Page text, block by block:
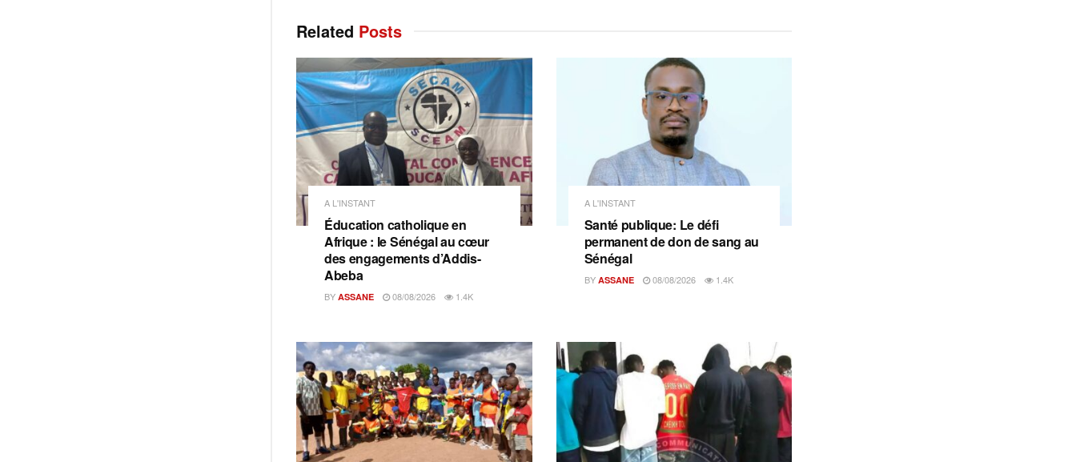
Related Posts
A L'INSTANT
Éducation catholique en
Afrique : le Sénégal au cœur
des engagements d’Addis-
Abeba
BY ASSANE 08/08/2026 1.4K
A L'INSTANT
Santé publique: Le défi
permanent de don de sang au
Sénégal
BY ASSANE 08/08/2026 1.4K